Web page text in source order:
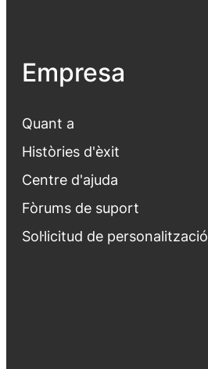
Empresa
Quant a
Històries d'èxit
Centre d'ajuda
Fòrums de suport
Sol·licitud de personalització